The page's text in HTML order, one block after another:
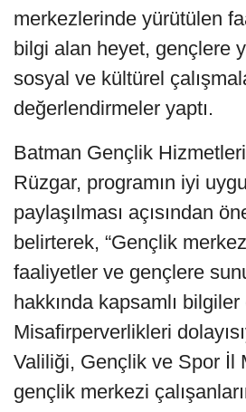
merkezlerinde yürütülen
bilgi alan heyet, gençlere
sosyal ve kültürel
değerlendirmeler yaptı.
Batman Gençlik
Rüzgar, programın iyi
paylaşılması açısından
belirterek, “Gençlik
faaliyetler ve gençlere
hakkında kapsamlı
Misafirperverlikleri
Valiliği, Gençlik ve Spor İl
gençlik merkezi